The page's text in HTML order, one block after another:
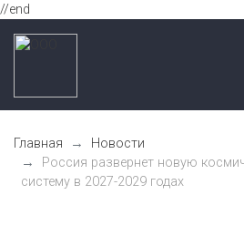
//end
Главная
Новости
Россия развернет новую
систему в 2027-2029 годах